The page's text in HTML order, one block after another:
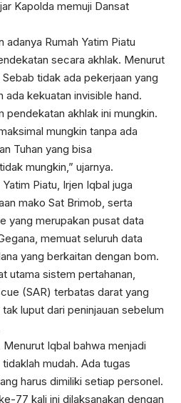
Kapolda memuji Dansat
adanya Rumah Yatim Piatu
secara akhlak. Menurut
tidak ada pekerjaan yang
ada kekuatan invisible hand.
pendekatan akhlak ini mungkin.
mungkin tanpa ada
Tuhan yang bisa
mungkin,” ujarnya.
Piatu, Irjen Iqbal juga
mako Sat Brimob, serta
yang merupakan pusat data
memuat seluruh data
yang berkaitan dengan bom.
utama sistem pertahanan,
(SAR) terbatas darat yang
luput dari peninjauan sebelum
Iqbal bahwa menjadi
mudah. Ada tugas
harus dimiliki setiap personel.
77 kali ini dilaksanakan dengan